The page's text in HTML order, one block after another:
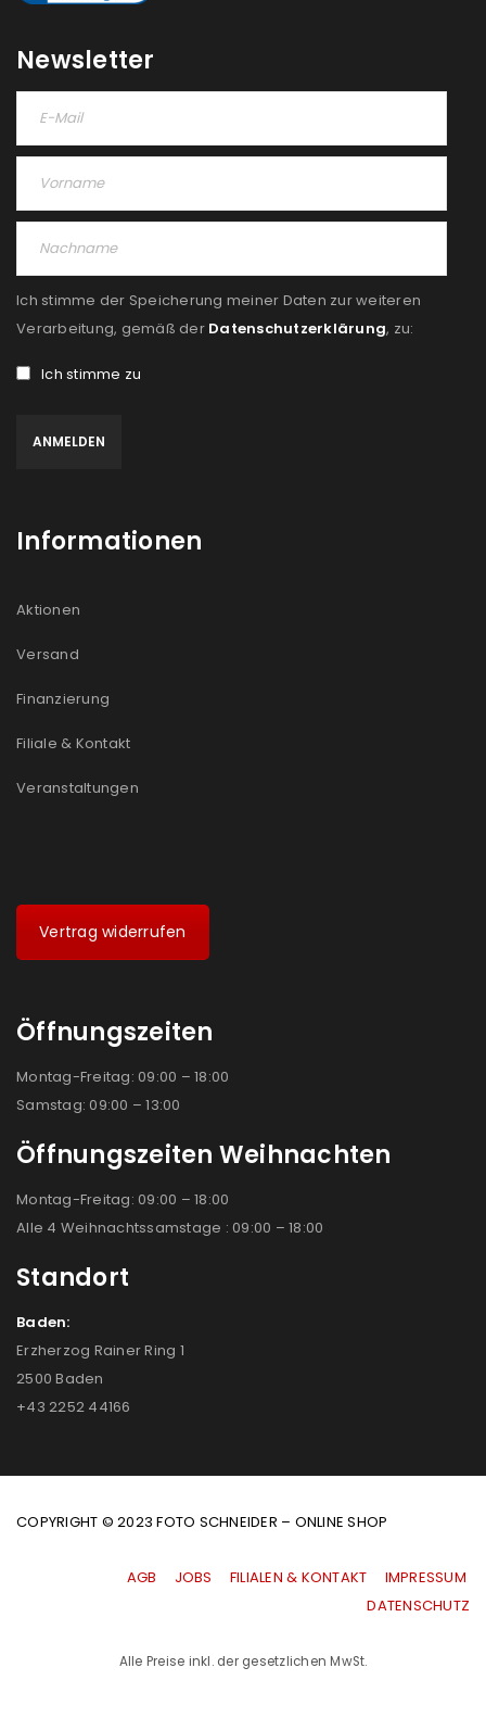
Newsletter
Ich stimme der Speicherung meiner Daten zur weiteren
Verarbeitung, gemäß der Datenschutzerklärung, zu:
Ich stimme zu
Informationen
Aktionen
Versand
Finanzierung
Filiale & Kontakt
Veranstaltungen
Vertrag widerrufen
Öffnungszeiten
Montag-Freitag: 09:00 – 18:00
Samstag: 09:00 – 13:00
Öffnungszeiten Weihnachten
Montag-Freitag: 09:00 – 18:00
Alle 4 Weihnachtssamstage : 09:00 – 18:00
Standort
Baden:
Erzherzog Rainer Ring 1
2500 Baden
+43 2252 44166
COPYRIGHT © 2023 FOTO SCHNEIDER – ONLINE SHOP
AGB JOBS FILIALEN & KONTAKT
IMPRESSUM
|DATENSCHUTZ
Alle Preise inkl. der gesetzlichen MwSt.